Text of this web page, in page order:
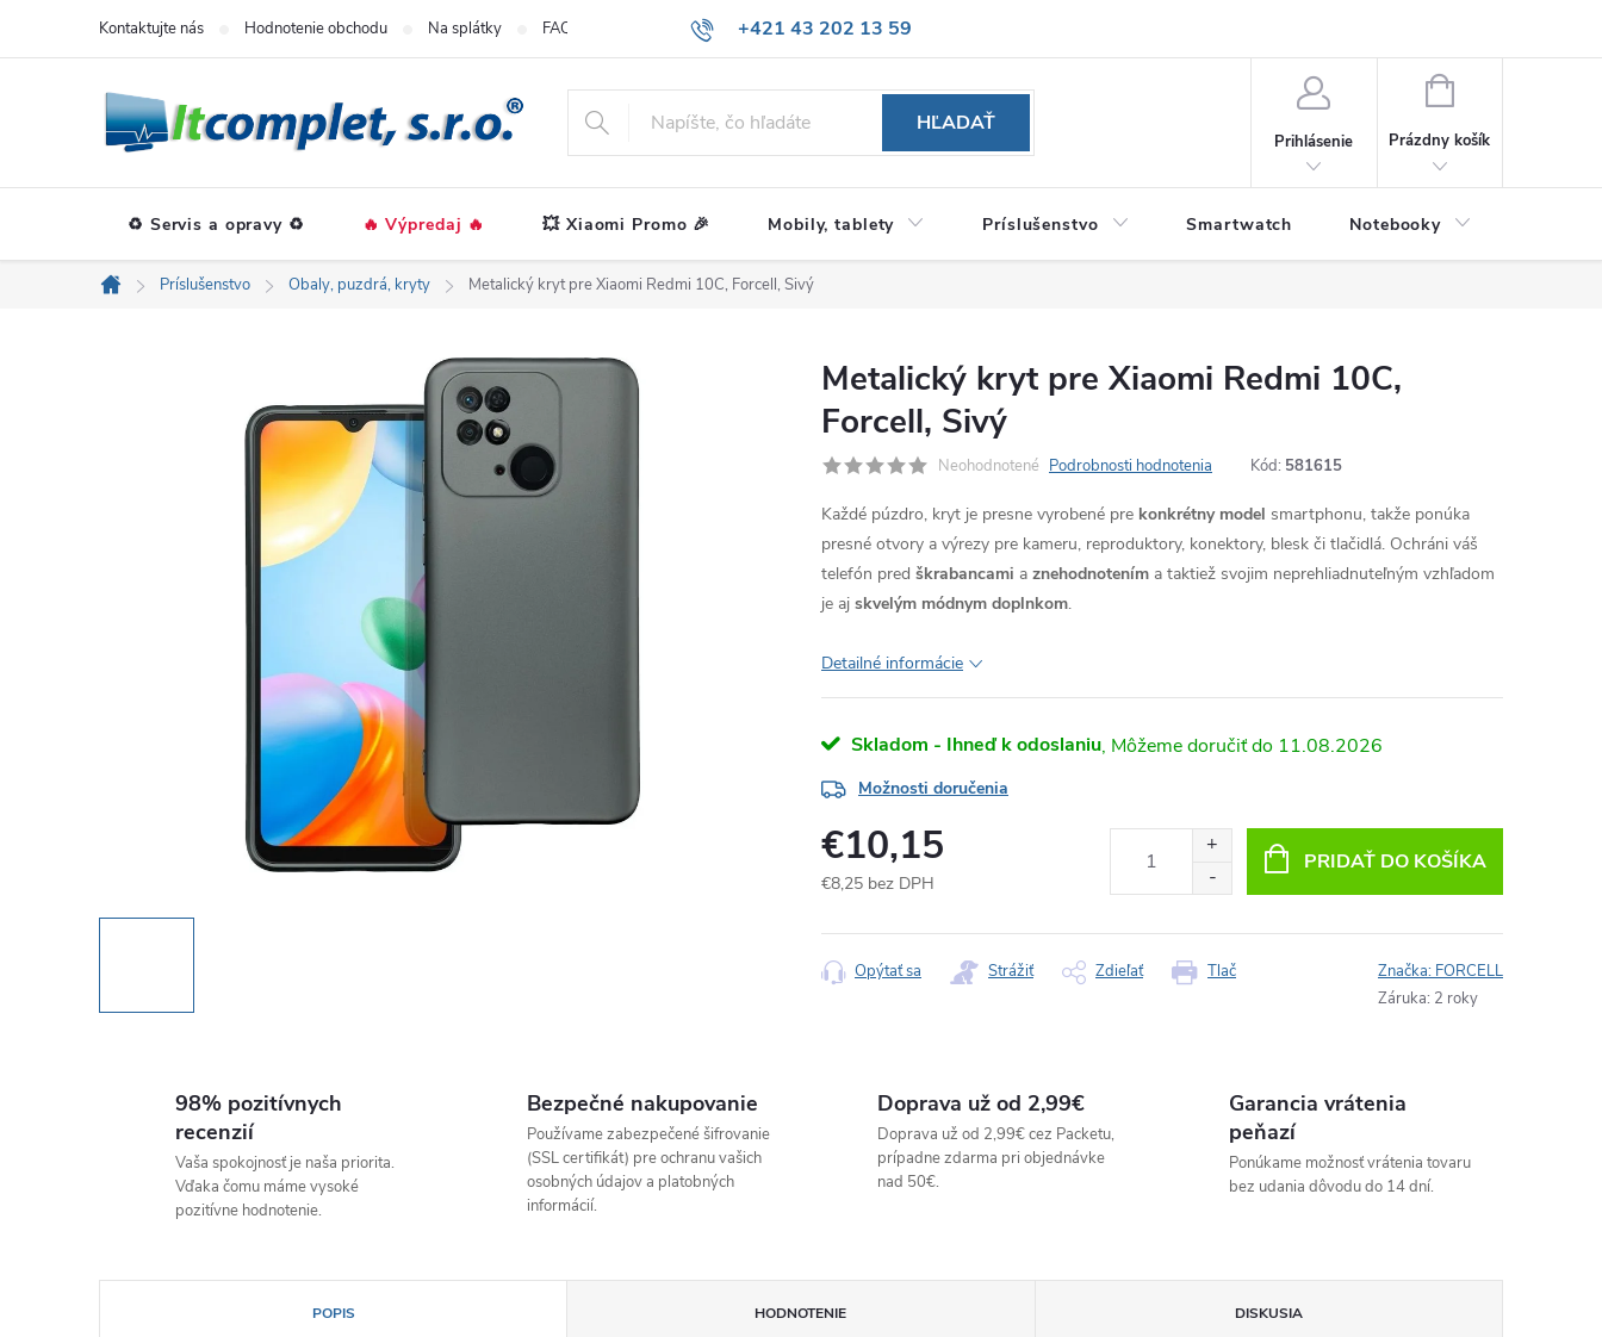
+421 43 202 13 59
Kontaktujte nás Hodnotenie obchodu Na splátky FAQ
HĽADAŤ
Prihlásenie
NÁKUPNÝ
Prázdny košík
♻️ Servis a opravy ♻️ 🔥 Výpredaj 🔥 💥 Xiaomi Promo 🎉 Mobily, tablety Príslušenstvo Smartwatch Notebooky
Domov
Príslušenstvo Obaly, puzdrá, kryty Metalický kryt pre Xiaomi Redmi 10C, Forcell, Sivý
Metalický kryt pre Xiaomi Redmi 10C,
Forcell, Sivý
Neohodnotené Podrobnosti hodnotenia Kód: 581615
Každé púzdro, kryt je presne vyrobené pre konkrétny model smartphonu, takže ponúka
presné otvory a výrezy pre kameru, reproduktory, konektory, blesk či tlačidlá. Ochráni váš
telefón pred škrabancami a znehodnotením a taktiež svojim neprehliadnuteľným vzhľadom
je aj skvelým módnym doplnkom.
Detailné informácie
Skladom - Ihneď k odoslaniu 11.08.2026
Možnosti doručenia
€10,15
€8,25 bez DPH
cena:
PRIDAŤ DO KOŠÍKA
Tlač
Opýtať sa Strážiť Zdieľať Značka: FORCELL
Záruka: 2 roky
98% pozitívnych
recenzií
Vaša spokojnosť je naša priorita.
Vďaka čomu máme vysoké
pozitívne hodnotenie.
Bezpečné nakupovanie
Používame zabezpečené šifrovanie
(SSL certifikát) pre ochranu vašich
osobných údajov a platobných
informácií.
Doprava už od 2,99€
Doprava už od 2,99€ cez Packetu,
prípadne zdarma pri objednávke
nad 50€.
Garancia vrátenia
peňazí
Ponúkame možnosť vrátenia tovaru
bez udania dôvodu do 14 dní.
POPIS HODNOTENIE DISKUSIA